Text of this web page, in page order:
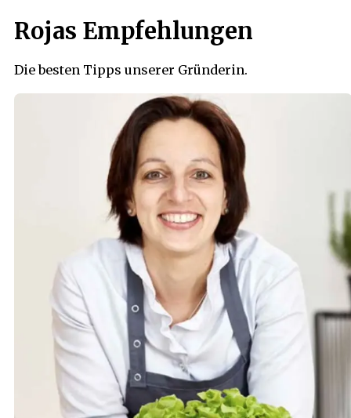
Rojas Empfehlungen
Die besten Tipps unserer Gründerin.